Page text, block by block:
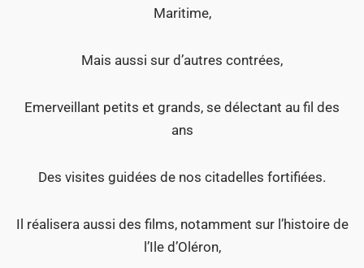
Maritime,
Mais aussi sur d’autres contrées,
Emerveillant petits et grands, se délectant au fil des
ans
Des visites guidées de nos citadelles fortifiées.
Il réalisera aussi des films, notamment sur l’histoire de
l’Ile d’Oléron,